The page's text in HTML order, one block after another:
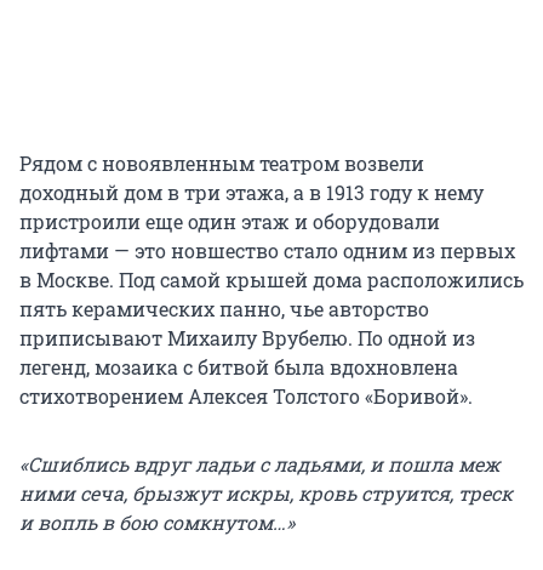
Рядом с новоявленным театром возвели
доходный дом в три этажа, а в 1913 году к нему
пристроили еще один этаж и оборудовали
лифтами — это новшество стало одним из первых
в Москве. Под самой крышей дома расположились
пять керамических панно, чье авторство
приписывают Михаилу Врубелю. По одной из
легенд, мозаика с битвой была вдохновлена
стихотворением Алексея Толстого «Боривой».
«Сшиблись вдруг ладьи с ладьями, и пошла меж
ними сеча, брызжут искры, кровь струится, треск
и вопль в бою сомкнутом…»